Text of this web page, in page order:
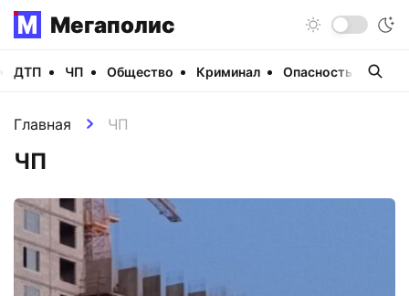
Мегаполис
ДТП ЧП Общество Криминал Опасность
Главная ЧП
ЧП